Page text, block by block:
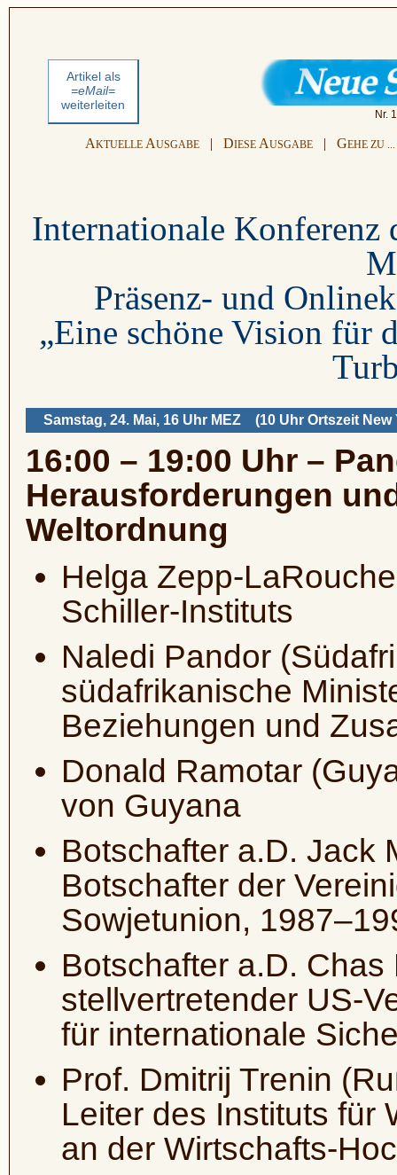
Artikel als
=eMail=
weiterleiten
Nr.
AKTUELLE AUSGABE | DIESE AUSGABE | GEHE ZU ...
Internationale Konferenz
Präsenz- und
„Eine schöne Vision für
Samstag, 24. Mai, 16 Uhr MEZ (10 Uhr Ortszeit New
16:00 – 19:00 Uhr –
Herausforderungen
Weltordnung
Helga Zepp-
Schiller-Instituts
Naledi Pandor
südafrikanische
Beziehungen und
Donald Ramotar
von Guyana
Botschafter a.D. Jack
Botschafter der
Sowjetunion,
Botschafter a.D.
stellvertretender US-
für internationale
Prof. Dmitrij Trenin
Leiter des Instituts für
an der Wirtschafts-